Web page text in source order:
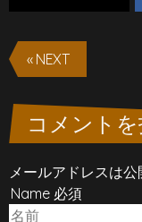
« NEXT
コメント
メールアドレスは公
Name 必須